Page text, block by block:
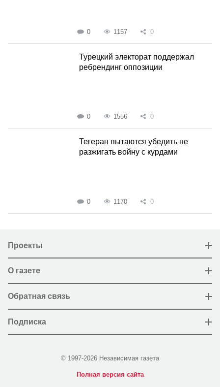
0 1157 0
Турецкий электорат поддержал
ребрендинг оппозиции
0 1556 0
Тегеран пытаются убедить не
разжигать войну с курдами
0 1170 0
Проекты
О газете
Обратная связь
Подписка
© 1997-2026 Независимая газета
Полная версия сайта